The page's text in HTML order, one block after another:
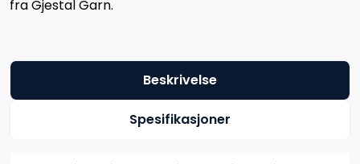
fra Gjestal Garn.
Beskrivelse
Spesifikasjoner